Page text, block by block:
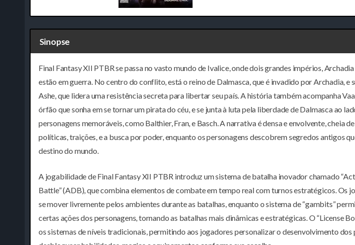
Sinopse
Final Fantasy XII PTBR se passa no vasto mundo de Ivalice, onde dois grandes impérios,
estão em guerra. No centro do conflito, está o reino de Dalmasca, que é invadido por Archadia, e
Ashe, que lidera uma resistência secreta para libertar seu país. A história também acompanha
órfão que sonha em se tornar um pirata do céu, e se junta à luta pela liberdade de Dalmasca ao
personagens memoráveis, como Balthier, Fran, e Basch. A narrativa é densa e envolvente, cheia
políticas, traições, e a busca por poder, enquanto os personagens descobrem segredos antigos
destino do mundo.
A jogabilidade de Final Fantasy XII PTBR introduz um sistema de batalha inovador chamado
Battle” (ADB), que combina elementos de combate em tempo real com turnos estratégicos. Os
se mover livremente pelos ambientes durante as batalhas, enquanto o sistema de “gambits”
certas ações dos personagens, tornando as batalhas mais dinâmicas e estratégicas. O “License
os sistemas de níveis tradicionais, permitindo aos jogadores personalizar o desenvolvimento dos